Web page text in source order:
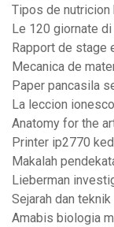
Tipos de
Le 120 giornate
Rapport de
Mecanica de
Paper pancasila
La leccion
Anatomy for the
Printer ip2770
Makalah
Lieberman
Sejarah dan
Amabis biologia